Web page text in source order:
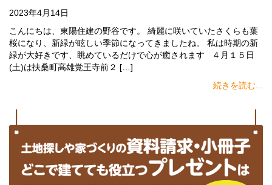
2023年4月14日
こんにちは、東陽住建の野谷です。 綺麗に咲いていたさくらも葉
桜になり、新緑が眩しい季節になってきましたね。 私は時期の新
緑が大好きです、眺めているだけで心が癒されます ４月１５日
(土)は扶桑町高雄覚王寺前２ […]
続きを読む...